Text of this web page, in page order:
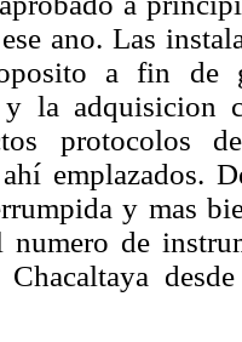
ano. Las
a fin de
y la adquisicion
protocolos
emplazados.
y mas
de
Chacaltaya